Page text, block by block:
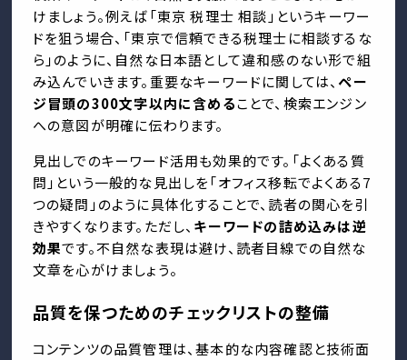
けましょう。例えば「東京 税理士 相談」というキーワー
ドを狙う場合、「東京で信頼できる税理士に相談するな
ら」のように、自然な日本語として違和感のない形で組
み込んでいきます。重要なキーワードに関しては、 ペー
ジ冒頭の300文字以内に含めることで、検索エンジン
への意図が明確に伝わります。
見出しでのキーワード活用も効果的です。「よくある質
問」という一般的な見出しを「オフィス移転でよくある7
つの疑問」のように具体化することで、読者の関心を引
きやすくなります。ただし、 キーワードの詰め込みは逆
効果です。不自然な表現は避け、読者目線での自然な
文章を心がけましょう。
品質を保つためのチェックリストの整備
コンテンツの品質管理は、基本的な内容確認と技術面